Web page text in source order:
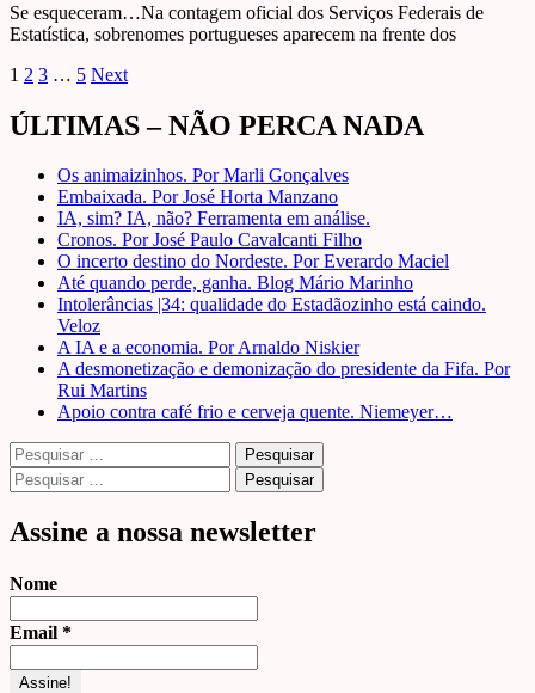
Se esqueceram…Na contagem oficial dos Serviços Federais de
Estatística, sobrenomes portugueses aparecem na frente dos
Paginação
de
posts
1 2 3 … 5 Next
ÚLTIMAS – NÃO PERCA NADA
Os animaizinhos. Por Marli Gonçalves
Embaixada. Por José Horta Manzano
IA, sim? IA, não? Ferramenta em análise.
Cronos. Por José Paulo Cavalcanti Filho
O incerto destino do Nordeste. Por Everardo Maciel
Até quando perde, ganha. Blog Mário Marinho
Intolerâncias |34: qualidade do Estadãozinho está caindo.
Veloz
A IA e a economia. Por Arnaldo Niskier
A desmonetização e demonização do presidente da Fifa. Por
Rui Martins
Apoio contra café frio e cerveja quente. Niemeyer…
Pesquisar
por:
Pesquisar
por:
Assine a nossa newsletter
Nome
Email *